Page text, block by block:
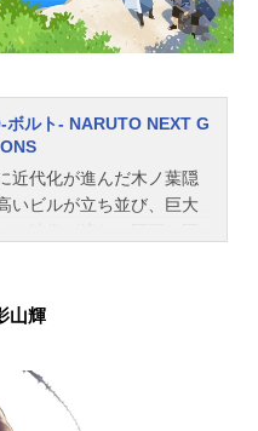
ボルト- NARUTO NEXT G
近代化が進んだ木ノ葉隠
いビルが立ち並び、巨大
き方も変わりつつあるそ
、忍者を育てる学校“忍者
デミー）”に入学する。周
山輝